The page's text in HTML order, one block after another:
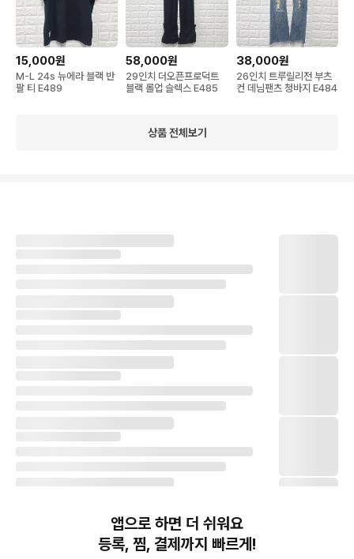
15,000원
M-L 24s 뉴에라 블랙 반
팔 티 E489
58,000원
29인치 더오픈프로덕트
블랙 롤업 슬렉스 E485
38,000원
26인치 트루릴리전 부츠
컨 데님팬츠 청바지 E484
상품 전체보기
앱으로 하면 더 쉬워요
등록, 찜, 결제까지 빠르게!